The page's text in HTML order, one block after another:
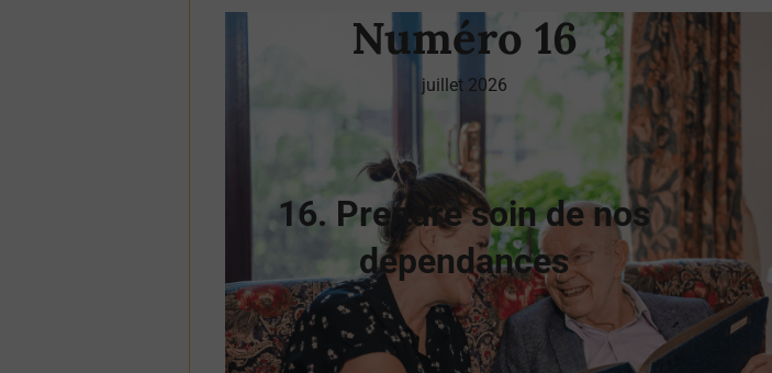
Numéro 16
juillet 2026
16. Prendre soin de nos
dépendances